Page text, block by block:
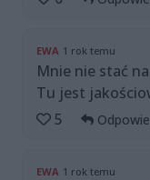
EWA 1 rok temu
Mnie nie stać
Tu jest
5
EWA 1 rok temu